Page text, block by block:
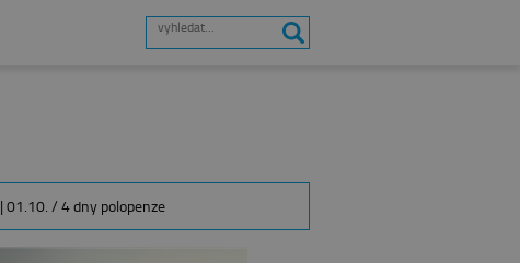
| 01.10. / 4 dny polopenze